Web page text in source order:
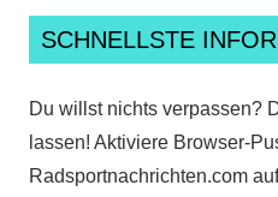
SCHNELLSTE
Du willst nichts verpassen?
lassen! Aktiviere Browser-
Radsportnachrichten.com